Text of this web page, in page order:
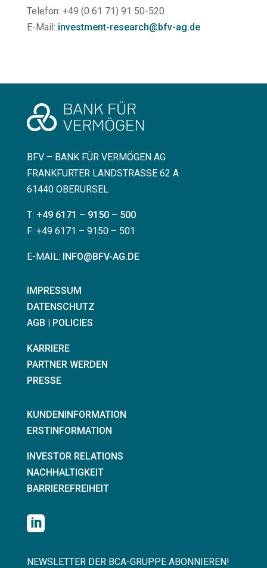
Telefon: +49 (0 61 71) 91 50-520
E-Mail: investment-research@bfv-ag.de
BFV – BANK FÜR VERMÖGEN AG
FRANKFURTER LANDSTRASSE 62 A
61440 OBERURSEL
T: +49 6171 – 9150 – 500
F: +49 6171 – 9150 – 501
E-MAIL: INFO@BFV-AG.DE
IMPRESSUM
DATENSCHUTZ
AGB | POLICIES
KARRIERE
PARTNER WERDEN
PRESSE
KUNDENINFORMATION
ERSTINFORMATION
INVESTOR RELATIONS
NACHHALTIGKEIT
BARRIEREFREIHEIT

NEWSLETTER DER BCA-GRUPPE ABONNIEREN!